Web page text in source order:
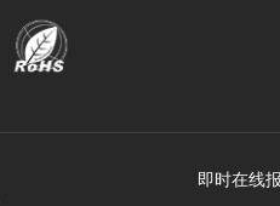
即时在线